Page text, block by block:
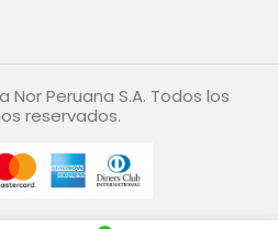
Nor Peruana S.A. Todos los
reservados.